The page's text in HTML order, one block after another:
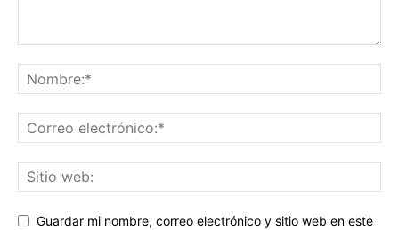
Guardar mi nombre, correo electrónico y sitio web en este